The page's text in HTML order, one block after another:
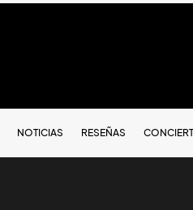
NOTICIAS RESEÑAS